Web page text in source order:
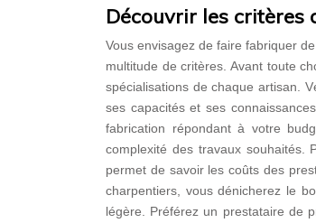
Découvrir les critères
Vous envisagez de faire fabriquer
multitude de critères. Avant toute
spécialisations de chaque artisan.
ses capacités et ses
fabrication répondant à votre
complexité des travaux souhaités.
permet de savoir les coûts des
charpentiers, vous dénicherez le
légère. Préférez un prestataire de